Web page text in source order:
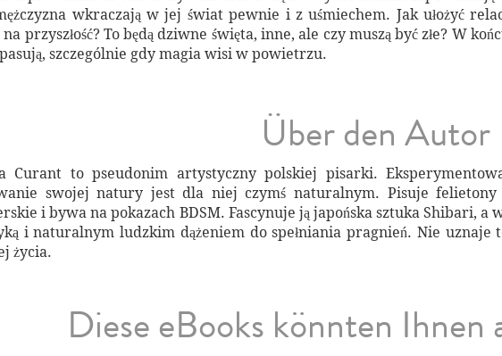
wkraczają w jej świat pewnie i z uśmiechem. Jak ułożyć
na przyszłość? To będą dziwne święta, inne, ale czy muszą być złe? W
szczególnie gdy magia wisi w powietrzu.
Über den Autor
Curant to pseudonim artystyczny polskiej pisarki.
swojej natury jest dla niej czymś naturalnym. Pisuje
i bywa na pokazach BDSM. Fascynuje ją japońska sztuka Shibari, a
i naturalnym ludzkim dążeniem do spełniania pragnień. Nie uznaje
życia.
Diese eBooks könnten Ihnen